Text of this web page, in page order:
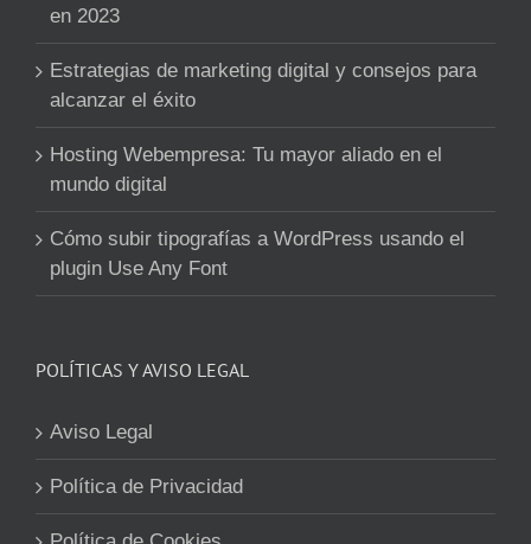
en 2023
Estrategias de marketing digital y consejos para
alcanzar el éxito
Hosting Webempresa: Tu mayor aliado en el
mundo digital
Cómo subir tipografías a WordPress usando el
plugin Use Any Font
POLÍTICAS Y AVISO LEGAL
Aviso Legal
Política de Privacidad